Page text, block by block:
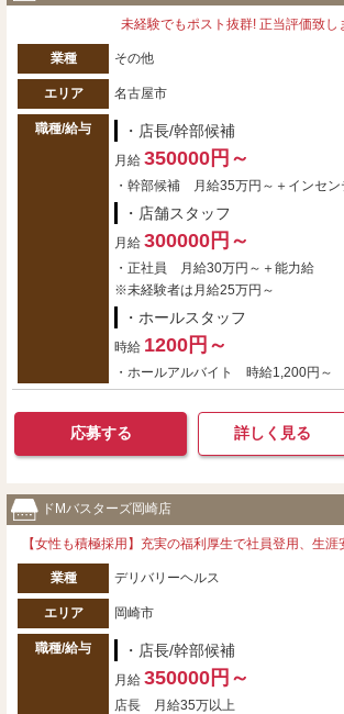
未経験でもポスト抜群! 正当評価致し
業種 その他
エリア 名古屋市
職種/給与 ・店長/幹部候補
月給 350000円～
・幹部候補 月給35万円～＋インセン
・店舗スタッフ
月給 300000円～
・正社員 月給30万円～＋能力給
※未経験者は月給25万円～
・ホールスタッフ
時給 1200円～
・ホールアルバイト 時給1,200円～
応募する 詳しく見る
ドМバスターズ岡崎店
【女性も積極採用】充実の福利厚生で社員登用、生涯
業種 デリバリーヘルス
エリア 岡崎市
職種/給与 ・店長/幹部候補
月給 350000円～
店長 月給35万以上